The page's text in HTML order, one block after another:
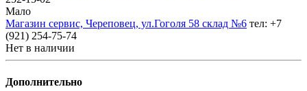
Мало
Магазин сервис, Череповец, ул.Гоголя 58 склад №6 тел: +7
(921) 254-75-74
Нет в наличии
Дополнительно